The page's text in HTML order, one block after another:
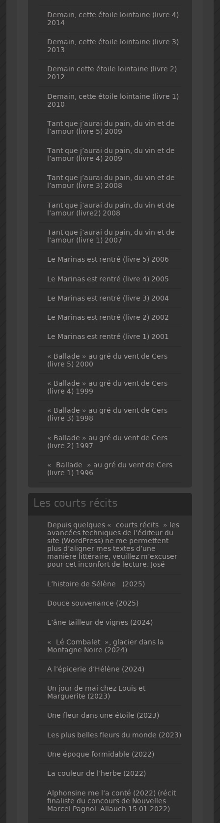
Demain, cette étoile lointaine (livre 4)
2014
Demain, cette étoile lointaine (livre 3)
2013
Demain cette étoile lointaine (livre 2)
2012
Demain, cette étoile lointaine (livre 1)
2010
Tant que j’aurai du pain, du vin et de
l’amour (livre 5) 2009
Tant que j’aurai du pain, du vin et de
l’amour (livre 4) 2009
Tant que j’aurai du pain, du vin et de
l’amour (livre 3) 2008
Tant que j’aurai du pain, du vin et de
l’amour (livre2) 2008
Tant que j’aurai du pain, du vin et de
l’amour (livre 1) 2007
Le Marinas est rentré (livre 5) 2006
Le Marinas est rentré (livre 4) 2005
Le Marinas est rentré (livre 3) 2004
Le Marinas est rentré (livre 2) 2002
Le Marinas est rentré (livre 1) 2001
« Ballade » au gré du vent de Cers
(livre 5) 2000
« Ballade » au gré du vent de Cers
(livre 4) 1999
« Ballade » au gré du vent de Cers
(livre 3) 1998
« Ballade » au gré du vent de Cers
(livre 2) 1997
« Ballade » au gré du vent de Cers
(livre 1) 1996
Les courts récits
Depuis quelques « courts récits » les
avancées techniques de l’éditeur du
site (WordPress) ne me permettent
plus d’aligner mes textes d’une
manière littéraire, veuillez m’excuser
pour cet inconfort de lecture. José
L’histoire de Sélène (2025)
Douce souvenance (2025)
L’âne tailleur de vignes (2024)
« Lé Combalet », glacier dans la
Montagne Noire (2024)
A l’épicerie d’Hélène (2024)
Un jour de mai chez Louis et
Marguerite (2023)
Une fleur dans une étoile (2023)
Les plus belles fleurs du monde (2023)
Une époque formidable (2022)
La couleur de l’herbe (2022)
Alphonsine me l’a conté (2022) (récit
finaliste du concours de Nouvelles
Marcel Pagnol. Allauch 15.01.2022)